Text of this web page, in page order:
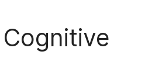
Cognitive